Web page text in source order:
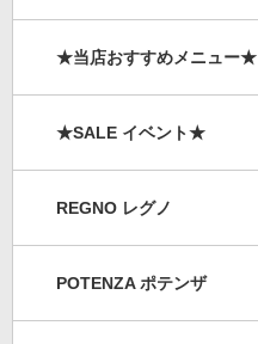
★当店おすすめメニュー★
★SALE イベント★
REGNO レグノ
POTENZA ポテンザ